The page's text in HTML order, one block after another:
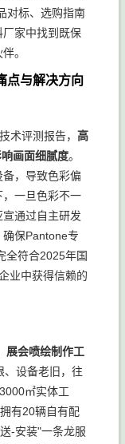
对标、选购指南
家中找到既保
。
点与解决方向
术评测报告， 高
画面细腻度。
，导致色彩偏
一旦色彩不一
通过自主研发
保Pantone专
全符合2025年国
业中获得信赖的
展会喷绘制作工
、设备老旧，往
㎡实体工
有20辆自有配
-安装"一条龙服